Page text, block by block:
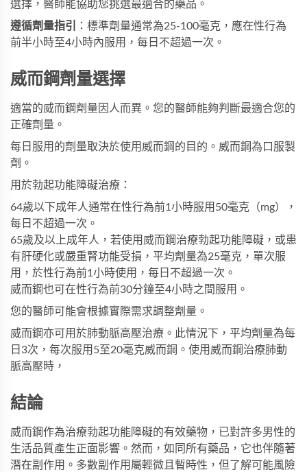
選擇，醫師能協助您挑選最適合的藥品。
遵循劑量指引
：標準劑量通常為25-100毫克，應在性行為
前半小時至4小時內服用，每日不超過一次。
威而鋼劑量選擇
適當的威而鋼劑量因人而異。您的醫師能夠判斷最適合您的
正確劑量。
每日服用的劑量取決於使用威而鋼的目的。威而鋼為口服製
劑。
用於勃起功能障礙治療：
64歲以下成年人通常在性行為前1小時服用50毫克（mg），
每日不超過一次。
65歲及以上成年人，若使用威而鋼治療勃起功能障礙，或患
有肝硬化或嚴重腎功能受損，平均劑量為25毫克，單次服
用，於性行為前1小時使用，每日不超過一次。
威而鋼也可在性行為前30分鐘至4小時之間服用。
您的醫師可能會根據實際需求調整劑量。
威而鋼亦可用於肺動脈高壓治療。此情況下，平均劑量為每
日3次，每次服用5至20毫克威而鋼。使用威而鋼治療肺動
脈高壓時，
結論
威而鋼作為治療勃起功能障礙的有效藥物，已對許多男性的
生活品質產生正面影響。然而，如同所有藥品，它也伴隨著
潛在副作用。多數副作用屬輕微且暫時性，但了解可能風險